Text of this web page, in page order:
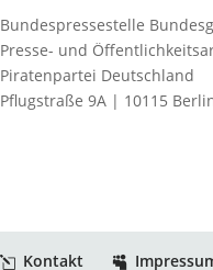
Bundespressestelle
Presse- und
Piratenpartei Deutschland
Pflugstraße 9A | 10115
Kontakt